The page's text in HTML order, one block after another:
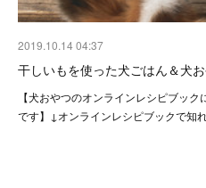
2019.10.14 04:37
干しいもを使った犬ごはん＆犬
【犬おやつのオンラインレシピブッ
です】↓オンラインレシピブックで知